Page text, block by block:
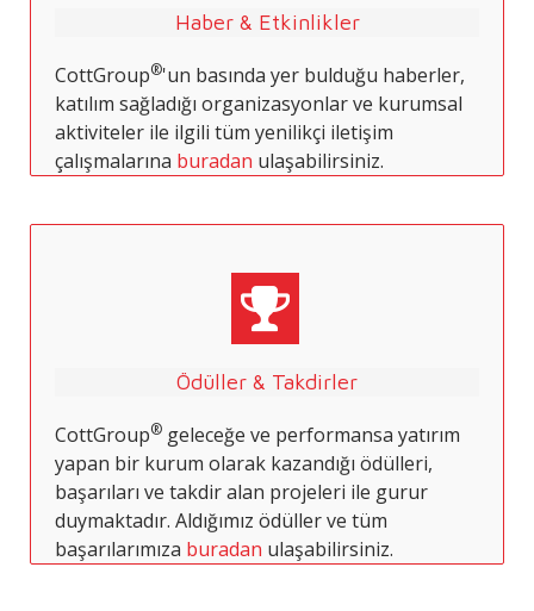
Haber & Etkinlikler
CottGroup®'un basında yer bulduğu haberler,
katılım sağladığı organizasyonlar ve kurumsal
aktiviteler ile ilgili tüm yenilikçi iletişim
çalışmalarına buradan ulaşabilirsiniz.
Ödüller & Takdirler
CottGroup® geleceğe ve performansa yatırım
yapan bir kurum olarak kazandığı ödülleri,
başarıları ve takdir alan projeleri ile gurur
duymaktadır. Aldığımız ödüller ve tüm
başarılarımıza buradan ulaşabilirsiniz.